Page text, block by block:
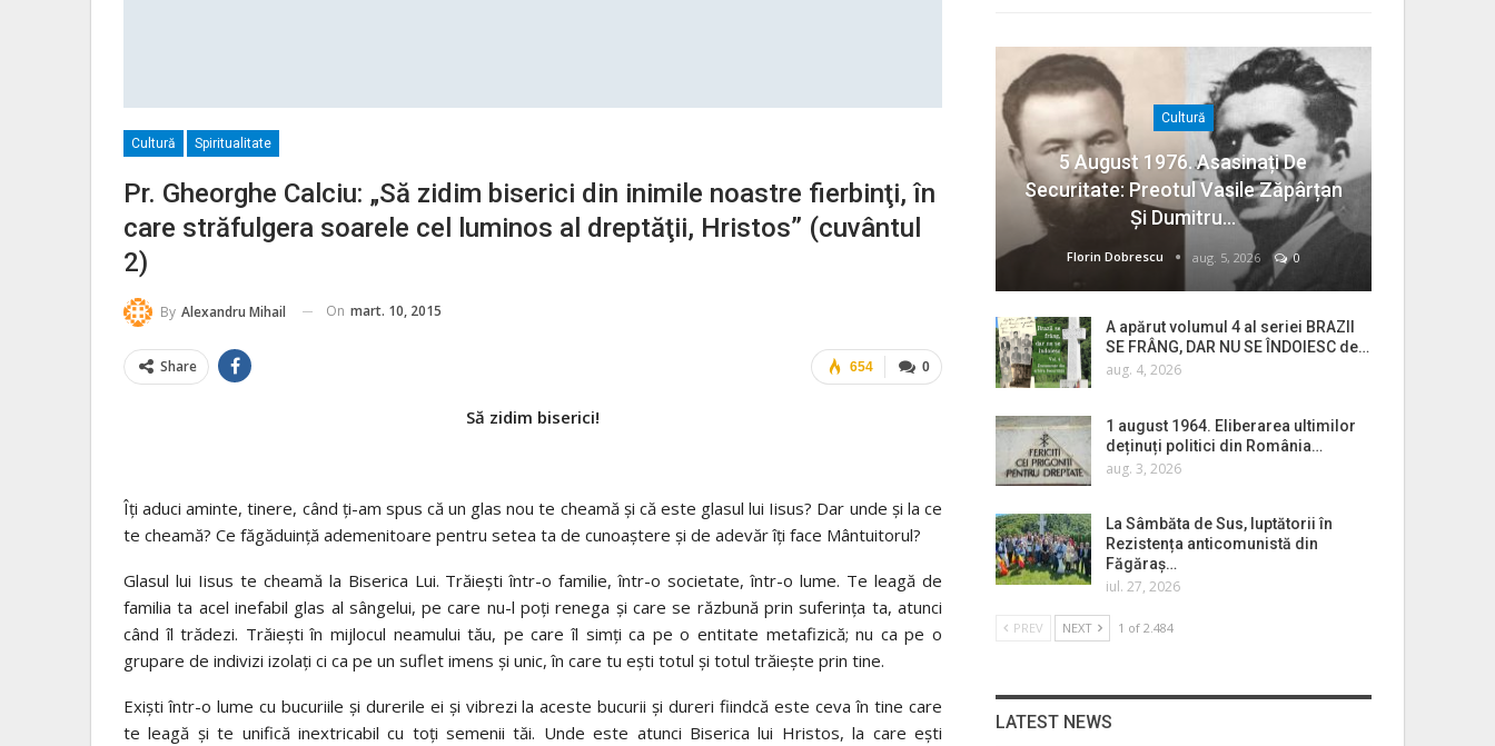
Cultură Spiritualitate
Pr. Gheorghe Calciu: „Să zidim biserici din inimile noastre fierbinţi, în
care străfulgera soarele cel luminos al dreptăţii, Hristos” (cuvântul
2)
By Alexandru Mihail On mart. 10, 2015
0
654
Share
Să zidim biserici!
Îţi aduci aminte, tinere, când ţi-am spus că un glas nou te cheamă şi că este glasul lui Iisus? Dar unde şi la ce
te cheamă? Ce făgăduinţă ademenitoare pentru setea ta de cunoaştere şi de adevăr îţi face Mântuitorul?
Glasul lui Iisus te cheamă la Biserica Lui. Trăieşti într-o familie, într-o societate, într-o lume. Te leagă de
familia ta acel inefabil glas al sângelui, pe care nu-l poţi renega şi care se răzbună prin suferinţa ta, atunci
când îl trădezi. Trăieşti în mijlocul neamului tău, pe care îl simţi ca pe o entitate metafizică; nu ca pe o
grupare de indivizi izolaţi ci ca pe un suflet imens şi unic, în care tu eşti totul şi totul trăieşte prin tine.
Exişti într-o lume cu bucuriile şi durerile ei şi vibrezi la aceste bucurii şi dureri fiindcă este ceva în tine care
te leagă şi te unifică inextricabil cu toţi semenii tăi. Unde este atunci Biserica lui Hristos, la care eşti
Cultură
5 August 1976. Asasinați De
Securitate: Preotul Vasile Zăpârțan
Și Dumitru…
Florin Dobrescu aug. 5, 2026 0
A apărut volumul 4 al seriei BRAZII
SE FRÂNG, DAR NU SE ÎNDOIESC de…
aug. 4, 2026
1 august 1964. Eliberarea ultimilor
deținuți politici din România…
aug. 3, 2026
La Sâmbăta de Sus, luptătorii în
Rezistența anticomunistă din
Făgăraș…
iul. 27, 2026
PREV NEXT 1 of 2.484
LATEST NEWS